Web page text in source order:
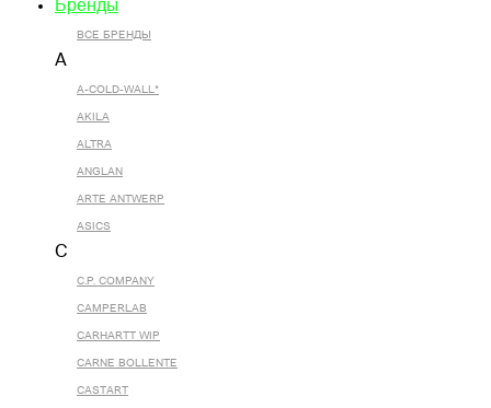
Бренды
ВСЕ БРЕНДЫ
A
A-COLD-WALL*
AKILA
ALTRA
ANGLAN
ARTE ANTWERP
ASICS
C
C.P. COMPANY
CAMPERLAB
CARHARTT WIP
CARNE BOLLENTE
CASTART